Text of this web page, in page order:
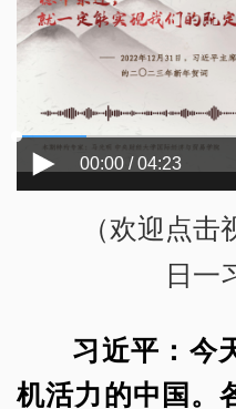
00:00 / 04:23
（欢迎点
日一
习近平：今
机活力的中国。